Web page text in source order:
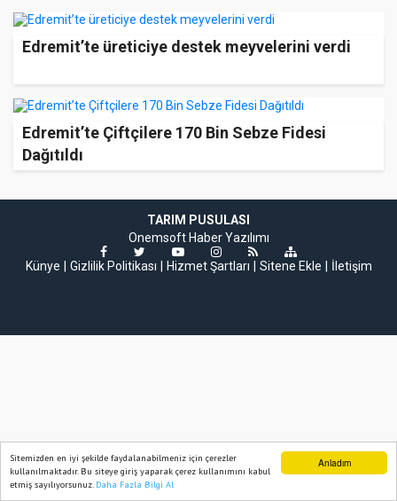
Anladım
Sitemizden en iyi şekilde faydalanabilmeniz için çerezler
kullanılmaktadır. Bu siteye giriş yaparak çerez kullanımını kabul
etmiş sayılıyorsunuz. Daha Fazla Bilgi Al
Edremit’te üreticiye destek meyvelerini verdi
Edremit’te Çiftçilere 170 Bin Sebze Fidesi
Dağıtıldı
TARIM PUSULASI
OnemsoftHaber Yazılımı
Künye
Gizlilik Politikası Hizmet Şartları Sitene Ekle İletişim
Ana Sayfa Web TV